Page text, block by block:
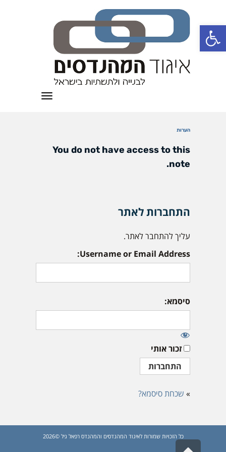
פתח סרגל נגישות
תפריט
הערות
You do not have access to this
note.
התחברות לאתר
עליך להתחבר לאתר.
Username or Email Address:
סיסמא:
זכור אותי
» שכחת סיסמא?
כל הזכויות שמורות לאיגוד המהנדסים והמהנדס רפאל גיל ©2026